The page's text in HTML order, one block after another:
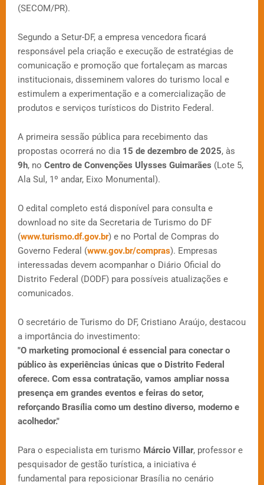
(SECOM/PR).
Segundo a Setur-DF, a empresa vencedora ficará
responsável pela criação e execução de estratégias de
comunicação e promoção que fortaleçam as marcas
institucionais, disseminem valores do turismo local e
estimulem a experimentação e a comercialização de
produtos e serviços turísticos do Distrito Federal.
A primeira sessão pública para recebimento das
propostas ocorrerá no dia 15 de dezembro de 2025, às
9h, no Centro de Convenções Ulysses Guimarães (Lote 5,
Ala Sul, 1º andar, Eixo Monumental).
O edital completo está disponível para consulta e
download no site da Secretaria de Turismo do DF
(www.turismo.df.gov.br) e no Portal de Compras do
Governo Federal (www.gov.br/compras). Empresas
interessadas devem acompanhar o Diário Oficial do
Distrito Federal (DODF) para possíveis atualizações e
comunicados.
O secretário de Turismo do DF, Cristiano Araújo, destacou
a importância do investimento:
"O marketing promocional é essencial para conectar o
público às experiências únicas que o Distrito Federal
oferece. Com essa contratação, vamos ampliar nossa
presença em grandes eventos e feiras do setor,
reforçando Brasília como um destino diverso, moderno e
acolhedor."
Para o especialista em turismo Márcio Villar, professor e
pesquisador de gestão turística, a iniciativa é
fundamental para reposicionar Brasília no cenário